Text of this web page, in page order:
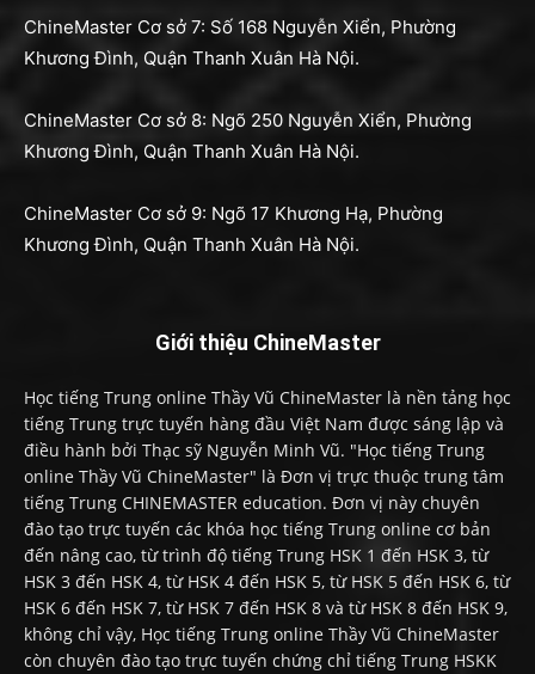
ChineMaster Cơ sở 7: Số 168 Nguyễn Xiển, Phường
Khương Đình, Quận Thanh Xuân Hà Nội.
ChineMaster Cơ sở 8: Ngõ 250 Nguyễn Xiển, Phường
Khương Đình, Quận Thanh Xuân Hà Nội.
ChineMaster Cơ sở 9: Ngõ 17 Khương Hạ, Phường
Khương Đình, Quận Thanh Xuân Hà Nội.
Giới thiệu ChineMaster
Học tiếng Trung online Thầy Vũ ChineMaster là nền tảng học
tiếng Trung trực tuyến hàng đầu Việt Nam được sáng lập và
điều hành bởi Thạc sỹ Nguyễn Minh Vũ. "Học tiếng Trung
online Thầy Vũ ChineMaster" là Đơn vị trực thuộc trung tâm
tiếng Trung CHINEMASTER education. Đơn vị này chuyên
đào tạo trực tuyến các khóa học tiếng Trung online cơ bản
đến nâng cao, từ trình độ tiếng Trung HSK 1 đến HSK 3, từ
HSK 3 đến HSK 4, từ HSK 4 đến HSK 5, từ HSK 5 đến HSK 6, từ
HSK 6 đến HSK 7, từ HSK 7 đến HSK 8 và từ HSK 8 đến HSK 9,
không chỉ vậy, Học tiếng Trung online Thầy Vũ ChineMaster
còn chuyên đào tạo trực tuyến chứng chỉ tiếng Trung HSKK